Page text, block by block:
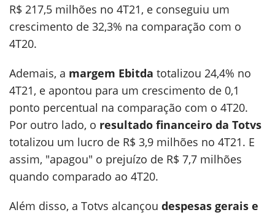
R$ 217,5 milhões no 4T21, e conseguiu um
crescimento de 32,3% na comparação com o
4T20.
Ademais, a margem Ebitda totalizou 24,4% no
4T21, e apontou para um crescimento de 0,1
ponto percentual na comparação com o 4T20.
Por outro lado, o resultado financeiro da Totvs
totalizou um lucro de R$ 3,9 milhões no 4T21. E
assim, "apagou" o prejuízo de R$ 7,7 milhões
quando comparado ao 4T20.
Além disso, a Totvs alcançou despesas gerais e